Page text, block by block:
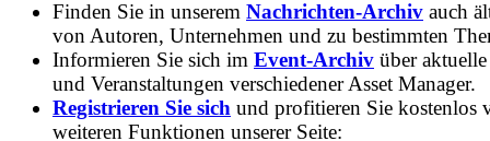
Finden Sie in unserem Nachrichten-Archiv auch
von Autoren, Unternehmen und zu bestimmten
Informieren Sie sich im Event-Archiv über
und Veranstaltungen verschiedener Asset Manager.
Registrieren Sie sich und profitieren Sie kostenlos
weiteren Funktionen unserer Seite: